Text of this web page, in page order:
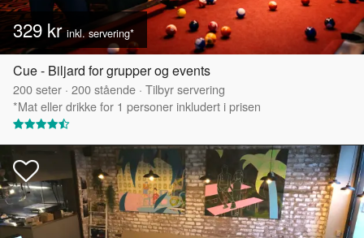
329 kr inkl. servering*
Cue - Biljard for grupper og events
200seter · 200stående · Tilbyr servering
*Mat eller drikke for 1 personer inkludert i prisen